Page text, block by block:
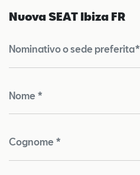
Nuova SEAT Ibiza FR
Nominativo o sede preferita*
Nome *
Cognome *